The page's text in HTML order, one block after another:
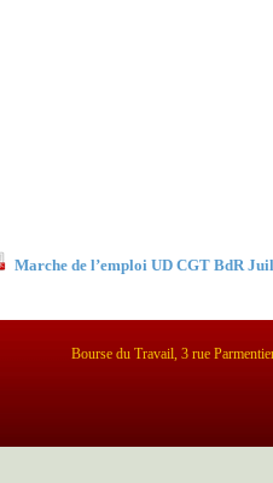
Marche de l’emploi UD CGT BdR
Bourse du Travail, 3 rue